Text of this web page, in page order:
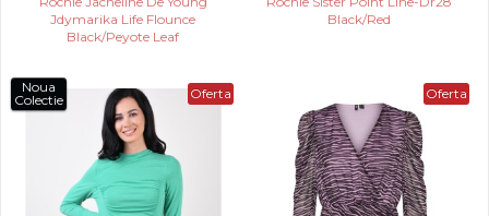
Jdymarika Life Flounce
Black/Peyote Leaf
Black/Red
Oferta
Noua
Colectie
Oferta